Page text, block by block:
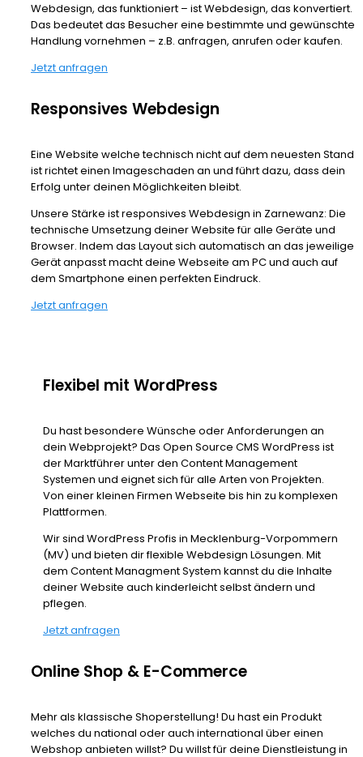
Webdesign, das funktioniert – ist Webdesign, das konvertiert.
Das bedeutet das Besucher eine bestimmte und gewünschte
Handlung vornehmen – z.B. anfragen, anrufen oder kaufen.
Jetzt anfragen
Responsives Webdesign
Eine Website welche technisch nicht auf dem neuesten Stand
ist richtet einen Imageschaden an und führt dazu, dass dein
Erfolg unter deinen Möglichkeiten bleibt.
Unsere Stärke ist responsives Webdesign in Zarnewanz: Die
technische Umsetzung deiner Website für alle Geräte und
Browser. Indem das Layout sich automatisch an das jeweilige
Gerät anpasst macht deine Webseite am PC und auch auf
dem Smartphone einen perfekten Eindruck.
Jetzt anfragen
Flexibel mit WordPress
Du hast besondere Wünsche oder Anforderungen an
dein Webprojekt? Das Open Source CMS WordPress ist
der Marktführer unter den Content Management
Systemen und eignet sich für alle Arten von Projekten.
Von einer kleinen Firmen Webseite bis hin zu komplexen
Plattformen.
Wir sind WordPress Profis in Mecklenburg-Vorpommern
(MV) und bieten dir flexible Webdesign Lösungen. Mit
dem Content Managment System kannst du die Inhalte
deiner Website auch kinderleicht selbst ändern und
pflegen.
Jetzt anfragen
Online Shop & E-Commerce
Mehr als klassische Shoperstellung! Du hast ein Produkt
welches du national oder auch international über einen
Webshop anbieten willst? Du willst für deine Dienstleistung in